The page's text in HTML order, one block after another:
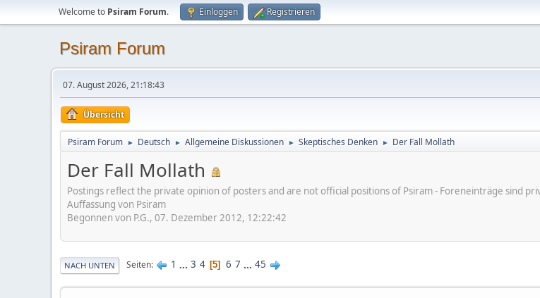
Welcome to Psiram Forum. Einloggen Registrieren
Psiram Forum
07. August 2026, 21:18:43
Übersicht
Psiram Forum ► Deutsch ► Allgemeine Diskussionen ► Skeptisches Denken ► Der Fall Mollath
Der Fall Mollath
Postings reflect the private opinion of posters and are not official positions of Psiram - Foreneinträge sind
Auffassung von Psiram
Begonnen von P.G., 07. Dezember 2012, 12:22:42
NACH UNTEN Seiten 1 ... 3 4 5 6 7 ... 45